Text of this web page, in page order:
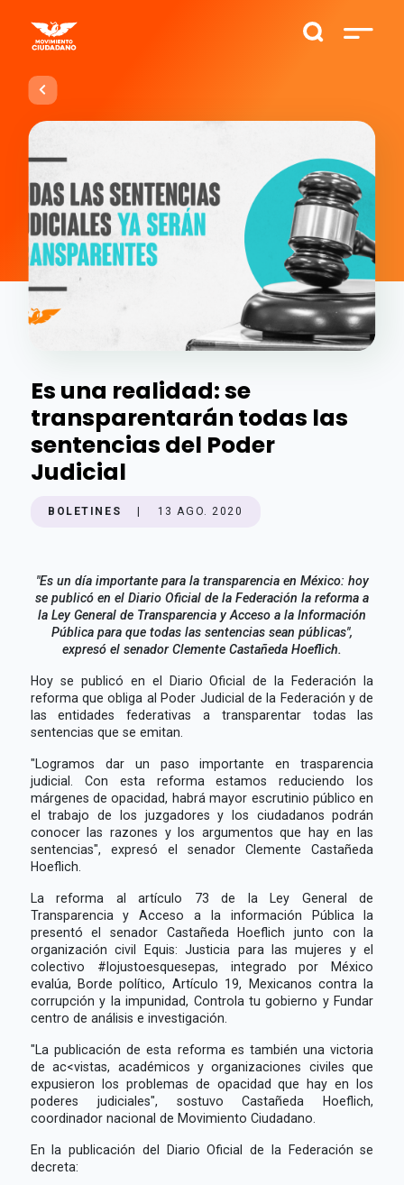
Es una realidad: se
transparentarán todas las
sentencias del Poder
Judicial
BOLETINES 13 AGO. 2020
"Es un día importante para la transparencia en México: hoy
se publicó en el Diario Oficial de la Federación la reforma a
la Ley General de Transparencia y Acceso a la Información
Pública para que todas las sentencias sean públicas",
expresó el senador Clemente Castañeda Hoeflich.
Hoy se publicó en el Diario Oficial de la Federación la
reforma que obliga al Poder Judicial de la Federación y de
las entidades federativas a transparentar todas las
sentencias que se emitan.
"Logramos dar un paso importante en trasparencia
judicial. Con esta reforma estamos reduciendo los
márgenes de opacidad, habrá mayor escrutinio público en
el trabajo de los juzgadores y los ciudadanos podrán
conocer las razones y los argumentos que hay en las
sentencias", expresó el senador Clemente Castañeda
Hoeflich.
La reforma al artículo 73 de la Ley General de
Transparencia y Acceso a la información Pública la
presentó el senador Castañeda Hoeflich junto con la
organización civil Equis: Justicia para las mujeres y el
colectivo #lojustoesquesepas, integrado por México
evalúa, Borde político, Artículo 19, Mexicanos contra la
corrupción y la impunidad, Controla tu gobierno y Fundar
centro de análisis e investigación.
"La publicación de esta reforma es también una victoria
de ac<vistas, académicos y organizaciones civiles que
expusieron los problemas de opacidad que hay en los
poderes judiciales", sostuvo Castañeda Hoeflich,
coordinador nacional de Movimiento Ciudadano.
En la publicación del Diario Oficial de la Federación se
decreta: